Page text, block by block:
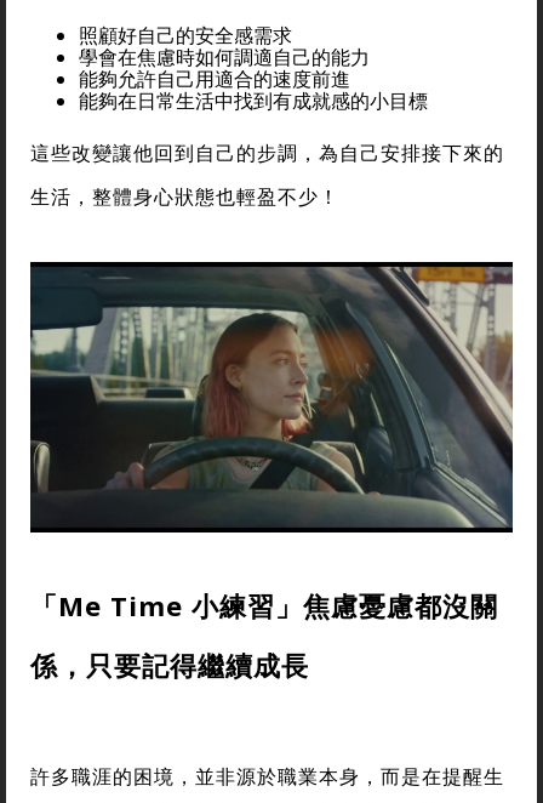
照顧好自己的安全感需求
學會在焦慮時如何調適自己的能力
能夠允許自己用適合的速度前進
能夠在日常生活中找到有成就感的小目標
這些改變讓他回到自己的步調，為自己安排接下來的
生活，整體身心狀態也輕盈不少！
「Me Time 小練習」焦慮憂慮都沒關
係，只要記得繼續成長
許多職涯的困境，並非源於職業本身，而是在提醒生